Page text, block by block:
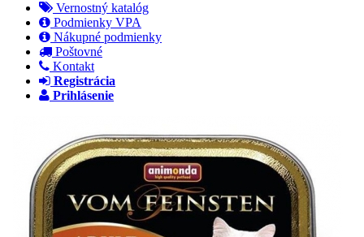
Vernostný katalóg
Podmienky VPA
Nákupné podmienky
Poštovné
Kontakt
Registrácia
Prihlásenie